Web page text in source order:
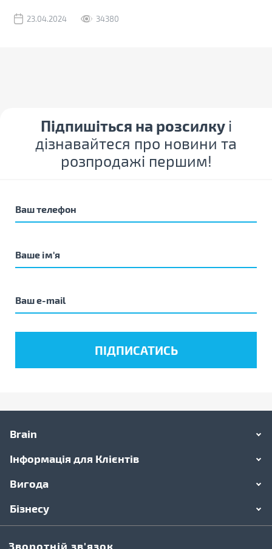
23.04.2024 34380
Підпишіться на розсилку і
дізнавайтеся про новини та
розпродажі першим!
Brain
Інформація для Клієнтів
Вигода
Бізнесу
Зворотній зв'язок